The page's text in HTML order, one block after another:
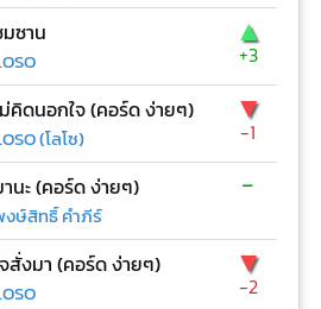
ซาน ▲
+3
คิดนอกใจ (คอร์ด ง่ายๆ)
(โลโซ)
▼
-1
นะ (คอร์ด ง่ายๆ)
ษ์สิทธิ์ คำภีร์
-
สั่งมา (คอร์ด ง่ายๆ) ▼
-2